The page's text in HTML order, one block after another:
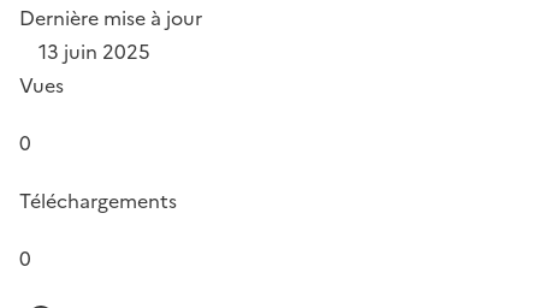
Dernière mise à jour
13 juin 2025
Vues
0
Téléchargements
0